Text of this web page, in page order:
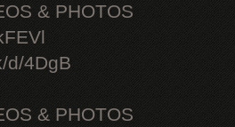
& PHOTOS
d/4DgB
& PHOTOS